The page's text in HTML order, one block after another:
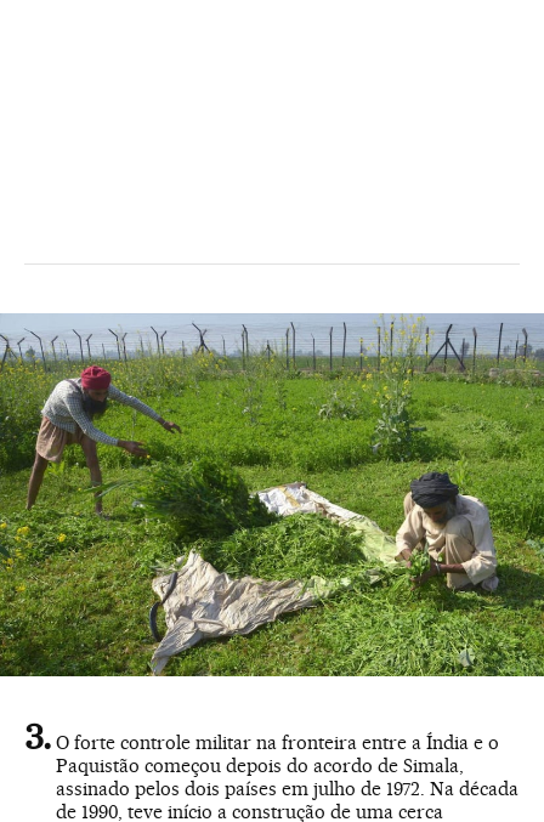
O forte controle militar na fronteira entre a Índia e o
Paquistão começou depois do acordo de Simala,
assinado pelos dois países em julho de 1972. Na década
de 1990, teve início a construção de uma cerca